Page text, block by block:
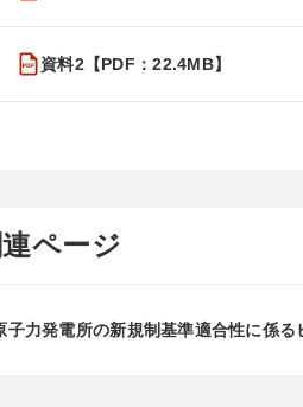
資料2【PDF：22.4MB】
連ページ
子力発電所の新規制基準適合性に係